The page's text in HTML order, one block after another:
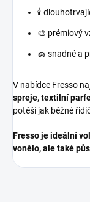
🕯️
🎨 prémiový
🧽 snadné a
V nabídce Fresso
spreje, textilní
potěší jak běžné
Fresso je ideální
vonělo, ale také